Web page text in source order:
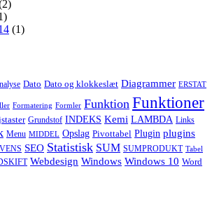
(1)
Dato Dato og klokkeslæt Diagrammer ERSTAT
Formatering Formler Funktion Funktioner
Grundstof INDEKS Kemi LAMBDA Links
Menu MIDDEL Opslag Pivottabel Plugin plugins
SEO Statistisk SUM SUMPRODUKT Tabel
Webdesign Windows Windows 10 Word